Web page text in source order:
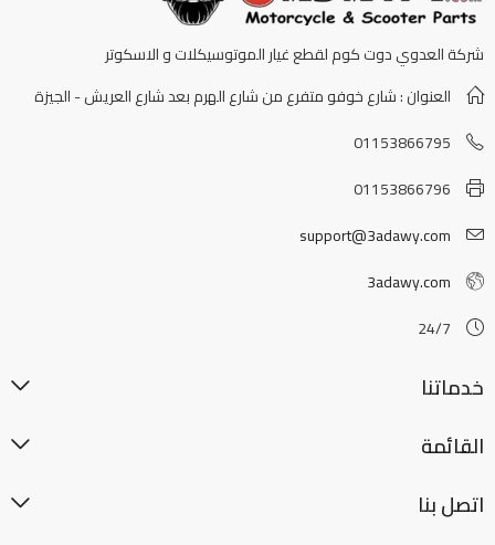
شركة العدوي دوت كوم لقطع غيار الموتوسيكلات و الاسكوتر
العنوان : شارع خوفو متفرع من شارع الهرم بعد شارع العريش - الجيزة
01153866795
01153866796
support@3adawy.com
3adawy.com
24/7
خدماتنا
القائمة
اتصل بنا